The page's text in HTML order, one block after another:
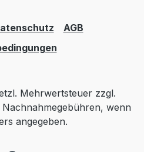
AGB
Mehrwertsteuer zzgl.
Nachnahmegebühren, wenn
angegeben.